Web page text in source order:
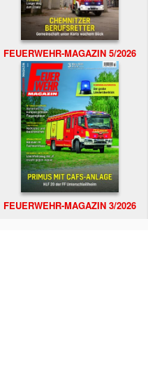
FEUERWEHR-MAGAZIN 5/2026
FEUERWEHR-MAGAZIN 3/2026